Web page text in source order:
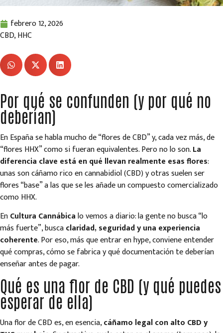
febrero 12, 2026
CBD,HHC
Por qué se confunden (y por qué no
deberían)
En España se habla mucho de “flores de CBD” y, cada vez más, de
“flores HHX” como si fueran equivalentes. Pero no lo son.La
diferencia clave está en qué llevan realmente esas flores:
unas son cáñamo rico en cannabidiol (CBD) y otras suelen ser
flores “base” a las que se les añade un compuesto comercializado
como HHX.
EnCultura Cannábicalo vemos a diario: la gente no busca “lo
más fuerte”, buscaclaridad, seguridad y una experiencia
coherente. Por eso, más que entrar en hype, conviene entender
qué compras, cómo se fabrica y qué documentación te deberían
enseñar antes de pagar.
Qué es una flor de CBD (y qué puedes
esperar de ella)
Una flor de CBD es, en esencia,cáñamo legal con alto CBD y